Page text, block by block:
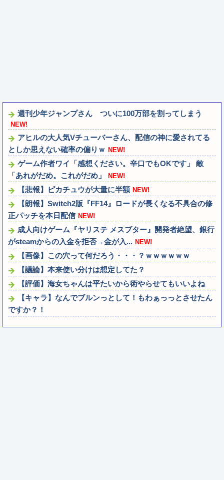
週刊少年ジャンプさん ついに100万部を割ってしまう
NEW!
アヒルの大人気Vチューバーさん、配信の神に愛されてる
としか思えない確率の偏りｗ NEW!
ゲーム作者ワイ「感想ください。辛口でもOKです」 敵
「あれがだめ。これがだめ」
NEW!
【悲報】ピカチュウが大量に半額 NEW!
【朗報】Switch2版『FF14』ロードが長くなる不具合の修
正パッチを本日配信 NEW!
成人向けゲーム『ヤリステ メスブター』開発者絶望、銀行
がsteamからの入金を拒否→金が入... NEW!
【画像】この穴って何だろう・・・？ｗｗｗｗｗｗ
【議論】本来使い分けは想定してた？
【評価】海女ちゃんは平たいから術やらせてもいいよね
【キャラ】なんでブルンっとして！もわぁっっとさせたん
ですか？！